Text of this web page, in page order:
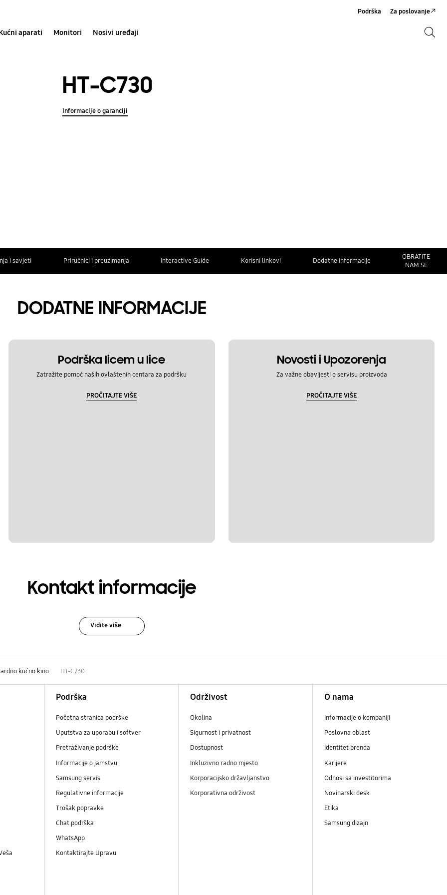
aparati Monitori Nosivi uređaji
Podrška Za poslovanje
HT-C730
Informacije o garanciji
i savjeti Priručnici i preuzimanja Interactive Guide Korisni linkovi Dodatne informacije
OBRATITE
NAM SE
DODATNE INFORMACIJE
Podrška licem u lice
Zatražite pomoć naših ovlaštenih centara za podršku
PROČITAJTE VIŠE
Novosti i Upozorenja
Za važne obavijesti o servisu proizvoda
PROČITAJTE VIŠE
Kontakt informacije
Vidite više
kućno kino HT-C730
Podrška
Početna stranica podrške
Uputstva za uporabu i softver
Pretraživanje podrške
Informacije o jamstvu
Samsung servis
Regulativne informacije
Trošak popravke
Chat podrška
WhatsApp
Kontaktirajte Upravu
Održivost
Okolina
Sigurnost i privatnost
Dostupnost
Inkluzivno radno mjesto
Korporacijsko državljanstvo
Korporativna održivost
O nama
Informacije o kompaniji
Poslovna oblast
Identitet brenda
Karijere
Odnosi sa investitorima
Novinarski desk
Etika
Samsung dizajn